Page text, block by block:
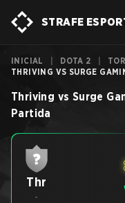
STRAFE
INICIAL DOTA 2
THRIVING VS SURGE
Thriving vs Surge
Partida
Thr
-